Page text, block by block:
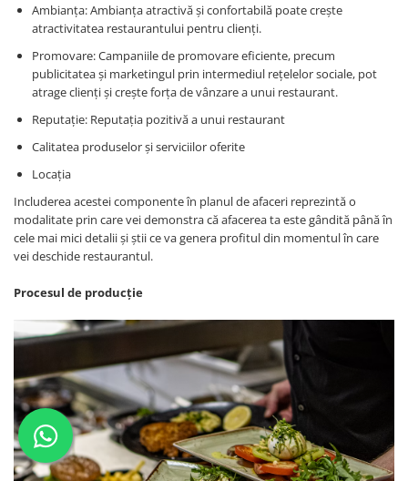
Ambianța: Ambianța atractivă și confortabilă poate crește
atractivitatea restaurantului pentru clienți.
Promovare: Campaniile de promovare eficiente, precum
publicitatea și marketingul prin intermediul rețelelor sociale, pot
atrage clienți și crește forța de vânzare a unui restaurant.
Reputație: Reputația pozitivă a unui restaurant
Calitatea produselor și serviciilor oferite
Locația
Includerea acestei componente în planul de afaceri reprezintă o
modalitate prin care vei demonstra că afacerea ta este gândită până în
cele mai mici detalii și știi ce va genera profitul din momentul în care
vei deschide restaurantul.
Procesul de producție